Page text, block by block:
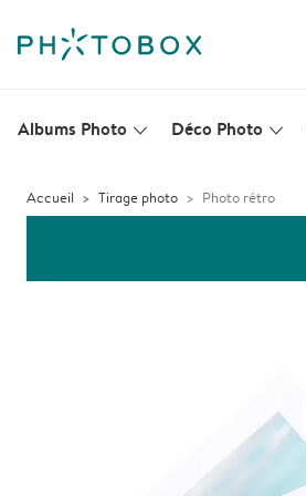
Albums Photo slim_arrow_down Déco Photo slim_arrow_down
Accueil Tirage photo Photo rétro